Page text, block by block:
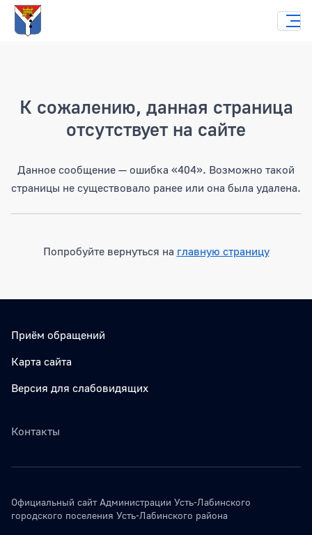
К сожалению, данная страница
отсутствует на сайте
Данное сообщение — ошибка «404». Возможно такой
страницы не существовало ранее или она была удалена.
Попробуйте вернуться на главную страницу
Приём обращений
Карта сайта
Версия для слабовидящих
Контакты
Официальный сайт Администрации Усть-Лабинского
городского поселения Усть-Лабинского района